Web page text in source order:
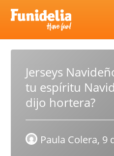
Jerseys
tu espíritu
dijo hortera?
Paula Colera, 9